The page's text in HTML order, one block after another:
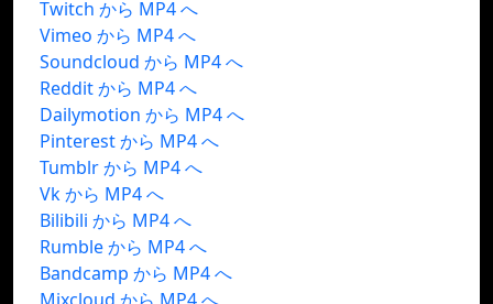
Twitch から MP4 へ
Vimeo から MP4 へ
Soundcloud から MP4 へ
Reddit から MP4 へ
Dailymotion から MP4 へ
Pinterest から MP4 へ
Tumblr から MP4 へ
Vk から MP4 へ
Bilibili から MP4 へ
Rumble から MP4 へ
Bandcamp から MP4 へ